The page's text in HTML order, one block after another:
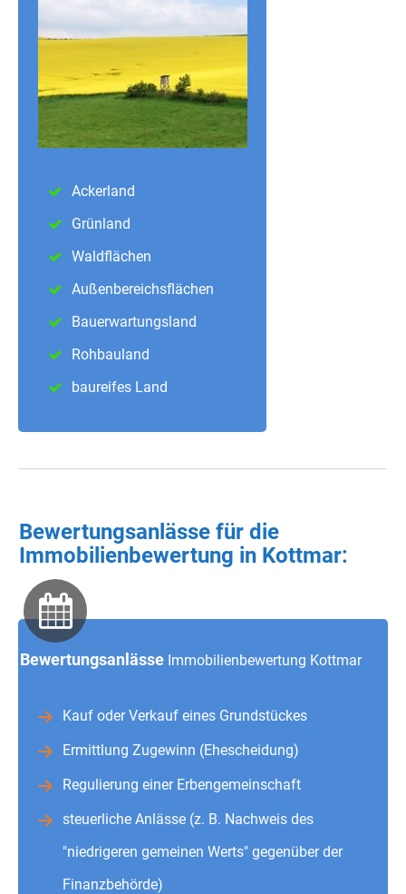
Ackerland
Grünland
Waldflächen
Außenbereichsflächen
Bauerwartungsland
Rohbauland
baureifes Land
Bewertungsanlässe für die
Immobilienbewertung in Kottmar:
Bewertungsanlässe Immobilienbewertung Kottmar
Kauf oder Verkauf eines Grundstückes
Ermittlung Zugewinn (Ehescheidung)
Regulierung einer Erbengemeinschaft
steuerliche Anlässe (z. B. Nachweis des
"niedrigeren gemeinen Werts" gegenüber der
Finanzbehörde)